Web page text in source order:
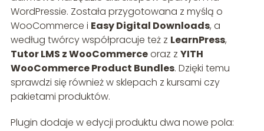
WordPressie. Została przygotowana z myślą o
WooCommerce i Easy Digital Downloads, a
według twórcy współpracuje też z LearnPress,
Tutor LMS z WooCommerceoraz z YITH
WooCommerce Product Bundles. Dzięki temu
sprawdzi się również w sklepach z kursami czy
pakietami produktów.
Plugin dodaje w edycji produktu dwa nowe pola: